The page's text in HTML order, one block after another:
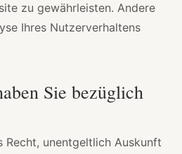
zu gewährleisten. Andere
Ihres Nutzerverhaltens
Sie bezüglich
Recht, unentgeltlich Auskunft